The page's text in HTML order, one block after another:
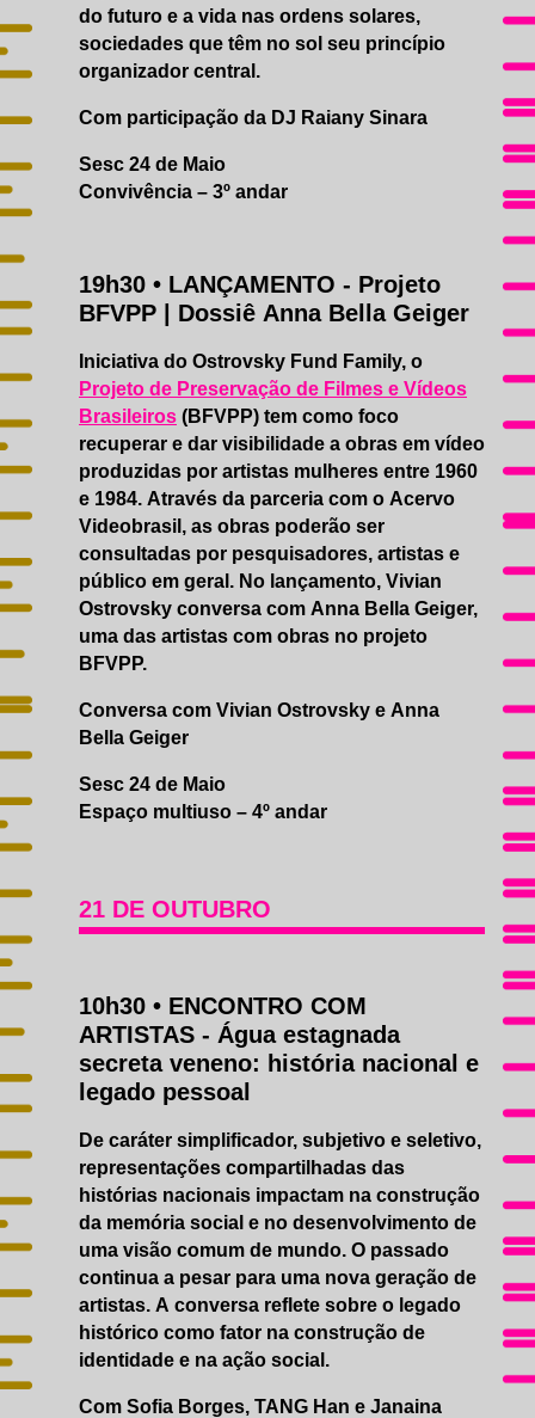
do futuro e a vida nas ordens solares,
sociedades que têm no sol seu princípio
organizador central.
Com participação da DJ Raiany Sinara
Sesc 24 de Maio
Convivência – 3º andar
19h30 • LANÇAMENTO - Projeto
BFVPP | Dossiê Anna Bella Geiger
Iniciativa do Ostrovsky Fund Family, o
Projeto de Preservação de Filmes e Vídeos
Brasileiros (BFVPP) tem como foco
recuperar e dar visibilidade a obras em vídeo
produzidas por artistas mulheres entre 1960
e 1984. Através da parceria com o Acervo
Videobrasil, as obras poderão ser
consultadas por pesquisadores, artistas e
público em geral. No lançamento, Vivian
Ostrovsky conversa com Anna Bella Geiger,
uma das artistas com obras no projeto
BFVPP.
Conversa com Vivian Ostrovsky e Anna
Bella Geiger
Sesc 24 de Maio
Espaço multiuso – 4º andar
21 DE OUTUBRO
10h30 • ENCONTRO COM
ARTISTAS - Água estagnada
secreta veneno: história nacional e
legado pessoal
De caráter simplificador, subjetivo e seletivo,
representações compartilhadas das
histórias nacionais impactam na construção
da memória social e no desenvolvimento de
uma visão comum de mundo. O passado
continua a pesar para uma nova geração de
artistas. A conversa reflete sobre o legado
histórico como fator na construção de
identidade e na ação social.
Com Sofia Borges, TANG Han e Janaina